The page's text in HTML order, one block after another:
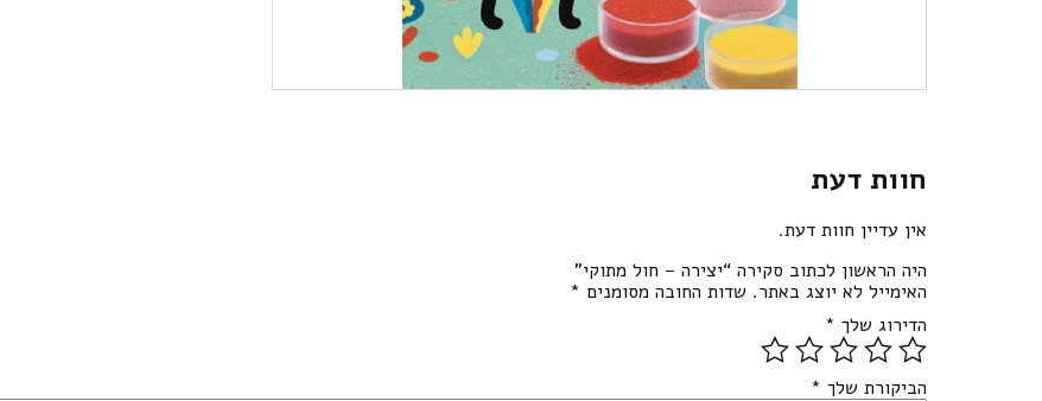
חוות דעת
אין עדיין חוות דעת.
היה הראשון לכתוב סקירה “יצירה – חול מתוקי”
האימייל לא יוצג באתר. שדות החובה מסומנים *
הדירוג שלך *
הביקורת שלך *